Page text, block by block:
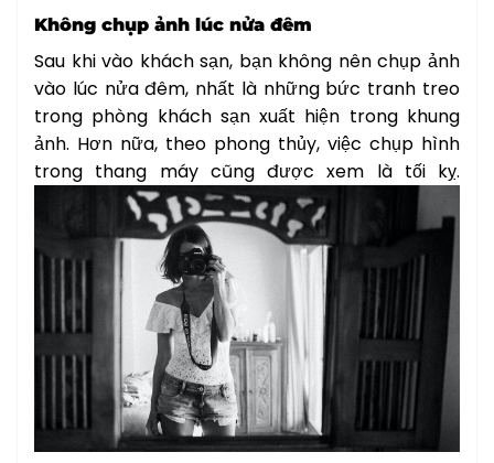
Không chụp ảnh lúc nửa đêm
Sau khi vào khách sạn, bạn không nên chụp ảnh
vào lúc nửa đêm, nhất là những bức tranh treo
trong phòng khách sạn xuất hiện trong khung
ảnh. Hơn nữa, theo phong thủy, việc chụp hình
trong thang máy cũng được xem là tối kỵ.